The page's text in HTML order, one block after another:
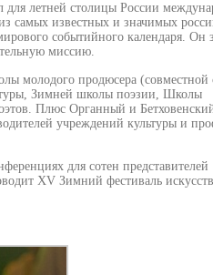
летней столицы России
самых известных и значимых
событийного календаря. Он
миссию.
молодого продюсера (совместной
Зимней школы поэзии, Школы
Плюс Органный и
учреждений культуры и
для сотен представителей
XV Зимний фестиваль